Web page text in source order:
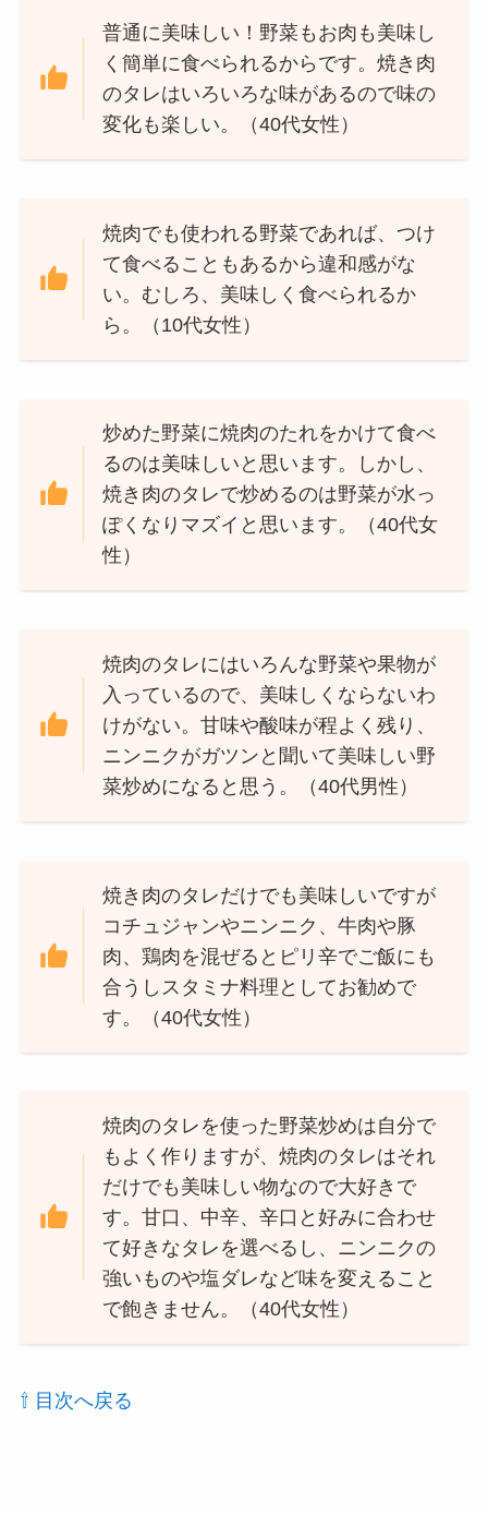
普通に美味しい！野菜もお肉も美味し
く簡単に食べられるからです。焼き肉
のタレはいろいろな味があるので味の
変化も楽しい。（40代女性）
焼肉でも使われる野菜であれば、つけ
て食べることもあるから違和感がな
い。むしろ、美味しく食べられるか
ら。（10代女性）
炒めた野菜に焼肉のたれをかけて食べ
るのは美味しいと思います。しかし、
焼き肉のタレで炒めるのは野菜が水っ
ぽくなりマズイと思います。（40代女
性）
焼肉のタレにはいろんな野菜や果物が
入っているので、美味しくならないわ
けがない。甘味や酸味が程よく残り、
ニンニクがガツンと聞いて美味しい野
菜炒めになると思う。（40代男性）
焼き肉のタレだけでも美味しいですが
コチュジャンやニンニク、牛肉や豚
肉、鶏肉を混ぜるとピリ辛でご飯にも
合うしスタミナ料理としてお勧めで
す。（40代女性）
焼肉のタレを使った野菜炒めは自分で
もよく作りますが、焼肉のタレはそれ
だけでも美味しい物なので大好きで
す。甘口、中辛、辛口と好みに合わせ
て好きなタレを選べるし、ニンニクの
強いものや塩ダレなど味を変えること
で飽きません。（40代女性）
⇧ 目次へ戻る